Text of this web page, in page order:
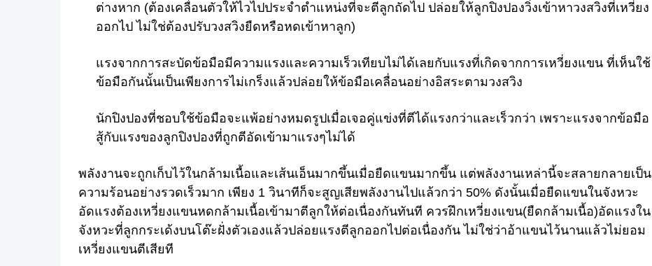
ต่างหาก (ต้องเคลื่อนตัวให้ไวไปประจำตำแหน่งที่จะตีลูกถัดไป ปล่อยให้ลูกปิงปองวิ่งเข้าหาวงสวิงที่เหวี่ยง
ออกไป ไม่ใช่ต้องปรับวงสวิงยืดหรือหดเข้าหาลูก)
แรงจากการสะบัดข้อมือมีความแรงและความเร็วเทียบไม่ได้เลยกับแรงที่เกิดจากการเหวี่ยงแขน ที่เห็นใช้
ข้อมือกันนั้นเป็นเพียงการไม่เกร็งแล้วปล่อยให้ข้อมือเคลื่อนอย่างอิสระตามวงสวิง
นักปิงปองที่ชอบใช้ข้อมือจะแพ้อย่างหมดรูปเมื่อเจอคู่แข่งที่ตีได้แรงกว่าและเร็วกว่า เพราะแรงจากข้อมือ
สู้กับแรงของลูกปิงปองที่ถูกตีอัดเข้ามาแรงๆไม่ได้
พลังงานจะถูกเก็บไว้ในกล้ามเนื้อและเส้นเอ็นมากขึ้นเมื่อยืดแขนมากขึ้น แต่พลังงานเหล่านี้จะสลายกลายเป็น
ความร้อนอย่างรวดเร็วมาก เพียง 1 วินาทีก็จะสูญเสียพลังงานไปแล้วกว่า 50% ดังนั้นเมื่อยืดแขนในจังหวะ
อัดแรงต้องเหวี่ยงแขนหดกล้ามเนื้อเข้ามาตีลูกให้ต่อเนื่องกันทันที ควรฝึกเหวี่ยงแขน(ยืดกล้ามเนื้อ)อัดแรงใน
จังหวะที่ลูกกระเด้งบนโต๊ะฝั่งตัวเองแล้วปล่อยแรงตีลูกออกไปต่อเนื่องกัน ไม่ใช่ว่าอ้าแขนไว้นานแล้วไม่ยอม
เหวี่ยงแขนตีเสียที